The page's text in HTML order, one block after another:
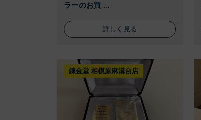
ラーのお買 ...
詳しく見る
錬金堂 相模原麻溝台店